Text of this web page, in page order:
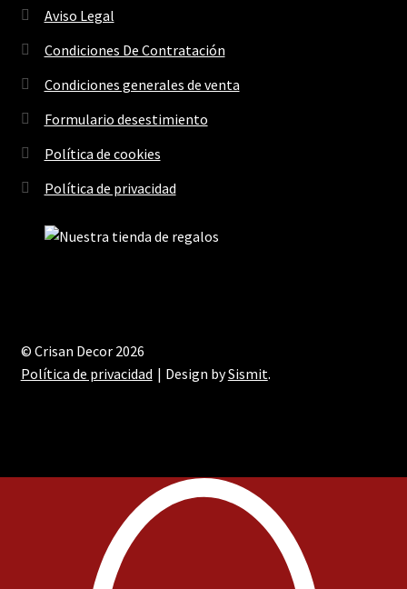
Aviso Legal
Condiciones De Contratación
Condiciones generales de venta
Formulario desestimiento
Política de cookies
Política de privacidad
© Crisan Decor 2026
Política de privacidad
Design bySismit.